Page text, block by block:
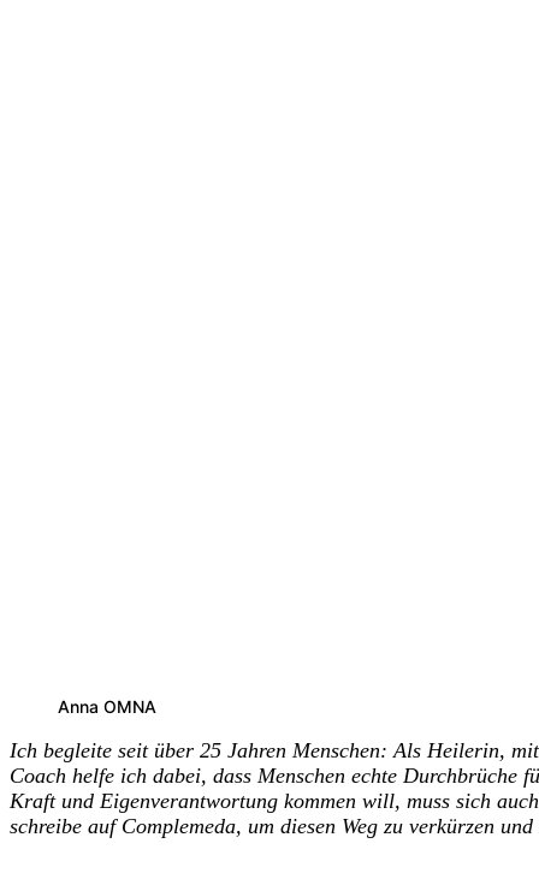
Anna OMNA
Ich begleite seit über 25 Jahren Menschen: Als Heilerin,
Coach helfe ich dabei, dass Menschen echte
Kraft und Eigenverantwortung kommen will, muss sich
schreibe auf Complemeda, um diesen Weg zu verkürzen